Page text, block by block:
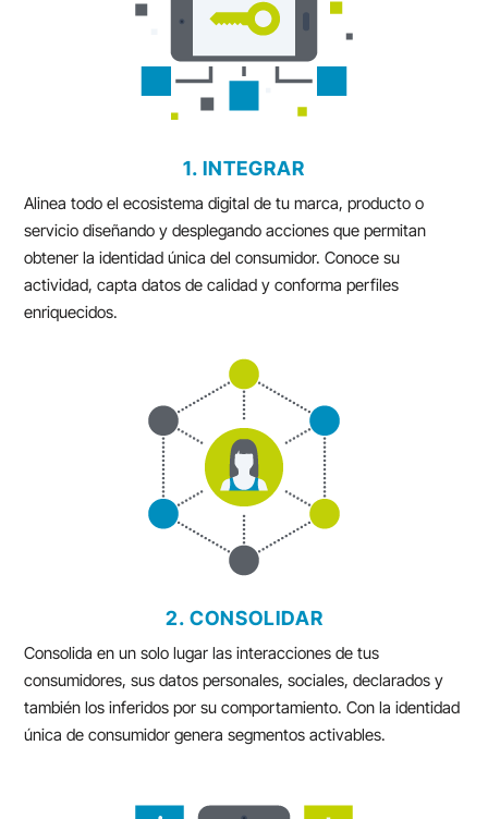
1. INTEGRAR
Alinea todo el ecosistema digital de tu marca, producto o
servicio diseñando y desplegando acciones que permitan
obtener la identidad única del consumidor. Conoce su
actividad, capta datos de calidad y conforma perfiles
enriquecidos.
2. CONSOLIDAR
Consolida en un solo lugar las interacciones de tus
consumidores, sus datos personales, sociales, declarados y
también los inferidos por su comportamiento. Con la identidad
única de consumidor genera segmentos activables.